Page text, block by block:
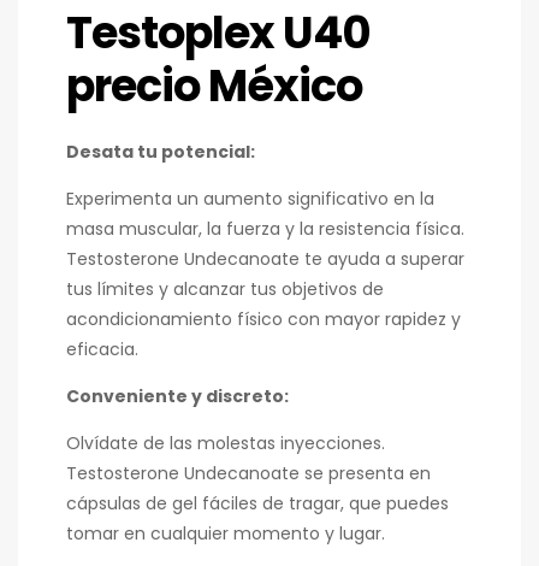
Testoplex U40
precio México
Desata tu potencial:
Experimenta un aumento significativo en la
masa muscular, la fuerza y la resistencia física.
Testosterone Undecanoate te ayuda a superar
tus límites y alcanzar tus objetivos de
acondicionamiento físico con mayor rapidez y
eficacia.
Conveniente y discreto:
Olvídate de las molestas inyecciones.
Testosterone Undecanoate se presenta en
cápsulas de gel fáciles de tragar, que puedes
tomar en cualquier momento y lugar.